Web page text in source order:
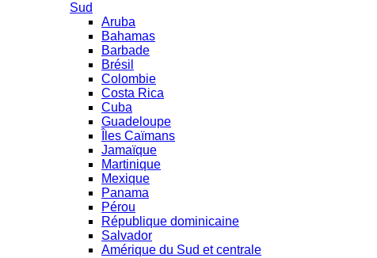
Sud
Aruba
Bahamas
Barbade
Brésil
Colombie
Costa Rica
Cuba
Guadeloupe
Îles Caïmans
Jamaïque
Martinique
Mexique
Panama
Pérou
République dominicaine
Salvador
Amérique du Sud et centrale